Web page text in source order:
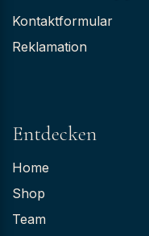
Kontaktformular
Reklamation
Entdecken
Home
Shop
Team